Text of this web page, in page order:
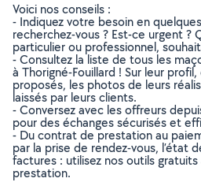
Voici nos conseils :
- Indiquez votre besoin en
recherchez-vous ? Est-ce urgent
particulier ou professionnel,
- Consultez la liste de tous les
à Thorigné-Fouillard ! Sur leur
proposés, les photos de leurs
laissés par leurs clients.
- Conversez avec les offreurs
pour des échanges sécurisés et
- Du contrat de prestation au
par la prise de rendez-vous, l’état
factures : utilisez nos outils
prestation.